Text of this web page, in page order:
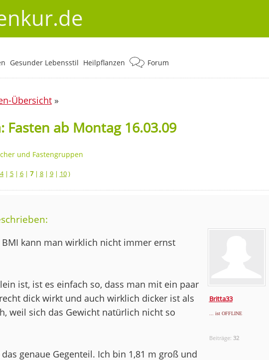
Gesunder Lebensstil Heilpflanzen Forum
Übersicht»
Fasten ab Montag 16.03.09
und Fastengruppen
4| 5| 6| 7| 8| 9| 10)
Britta33
... ist OFFLINE
Beiträge: 32
kann man wirklich nicht immer ernst
ist, ist es einfach so, dass man mit ein paar
dick wirkt und auch wirklich dicker ist als
weil sich das Gewicht natürlich nicht so
genaue Gegenteil. Ich bin 1,81 m groß und